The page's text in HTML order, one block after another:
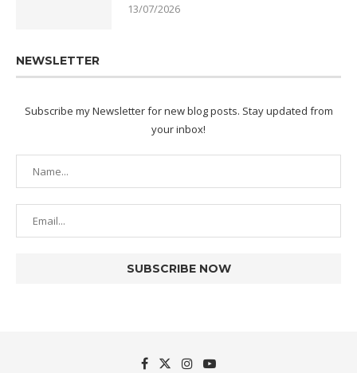
13/07/2026
NEWSLETTER
Subscribe my Newsletter for new blog posts. Stay updated from
your inbox!